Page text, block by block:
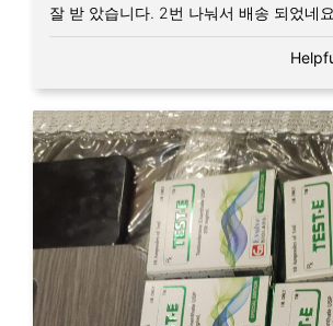
잘 받 았습니다. 2번 나눠서 배송 되었네